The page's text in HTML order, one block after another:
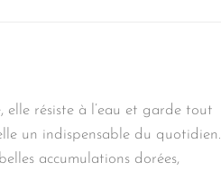
résiste à l’eau et garde tout
un indispensable du quotidien.
accumulations dorées,